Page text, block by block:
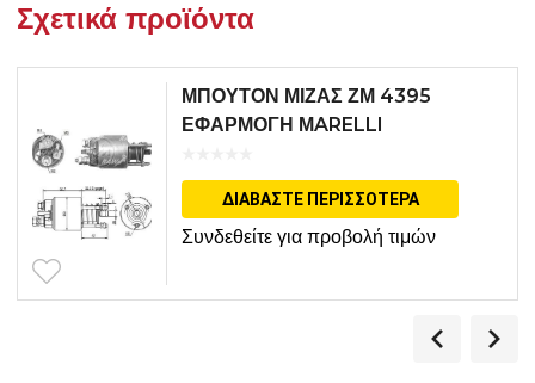
Σχετικά προϊόντα
ΜΠΟΥΤΟΝ ΜΙΖΑΣ ΖΜ 4395
ΕΦΑΡΜΟΓΗ ΜARELLI
ΔΙΑΒΆΣΤΕ ΠΕΡΙΣΣΌΤΕΡΑ
Συνδεθείτε για προβολή τιμών